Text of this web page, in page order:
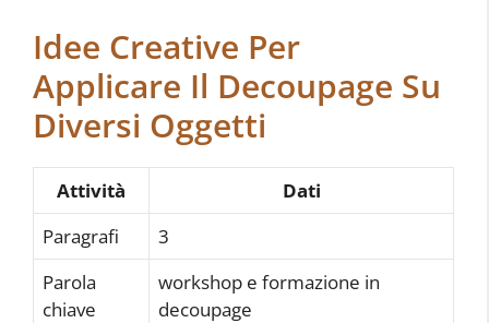
Idee Creative Per
Applicare Il Decoupage Su
Diversi Oggetti
Attività
Dati
Paragrafi
3
Parola
chiave
workshop e formazione in
decoupage